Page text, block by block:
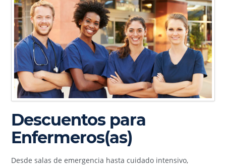
Descuentos para
Enfermeros(as)
Desde salas de emergencia hasta cuidado intensivo,